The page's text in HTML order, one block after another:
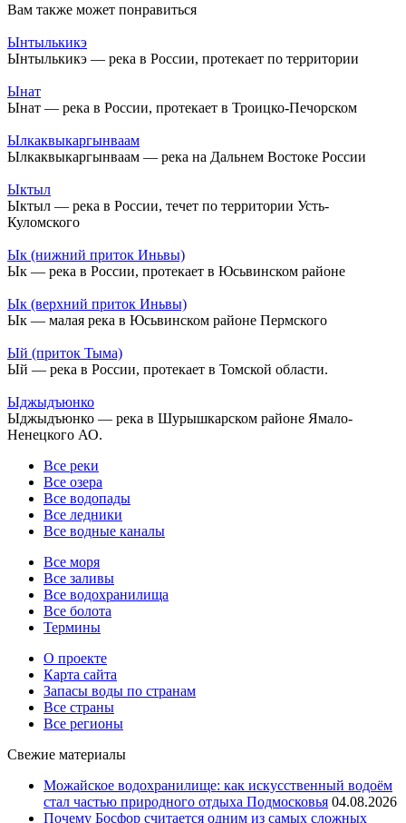
Вам также может понравиться
Ынтылькикэ
Ынтылькикэ — река в России, протекает по территории
Ынат
Ынат — река в России, протекает в Троицко-Печорском
Ылкаквыкаргынваам
Ылкаквыкаргынваам — река на Дальнем Востоке России
Ыктыл
Ыктыл — река в России, течет по территории Усть-
Куломского
Ык (нижний приток Иньвы)
Ык — река в России, протекает в Юсьвинском районе
Ык (верхний приток Иньвы)
Ык — малая река в Юсьвинском районе Пермского
Ый (приток Тыма)
Ый — река в России, протекает в Томской области.
Ыджыдъюнко
Ыджыдъюнко — река в Шурышкарском районе Ямало-
Ненецкого АО.
Все реки
Все озера
Все водопады
Все ледники
Все водные каналы
Все моря
Все заливы
Все водохранилища
Все болота
Термины
О проекте
Карта сайта
Запасы воды по странам
Все страны
Все регионы
Свежие материалы
Можайское водохранилище: как искусственный водоём
стал частью природного отдыха Подмосковья 04.08.2026
Почему Босфор считается одним из самых сложных